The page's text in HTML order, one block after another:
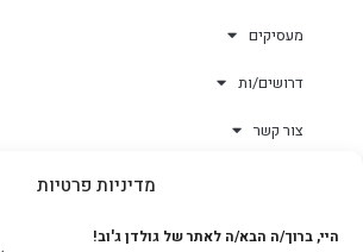
מדיניות פרטיות
היי, ברוך/ה הבא/ה לאתר של גולדן ג'וב!
מעסיקים
דרושים/ות
צור קשר